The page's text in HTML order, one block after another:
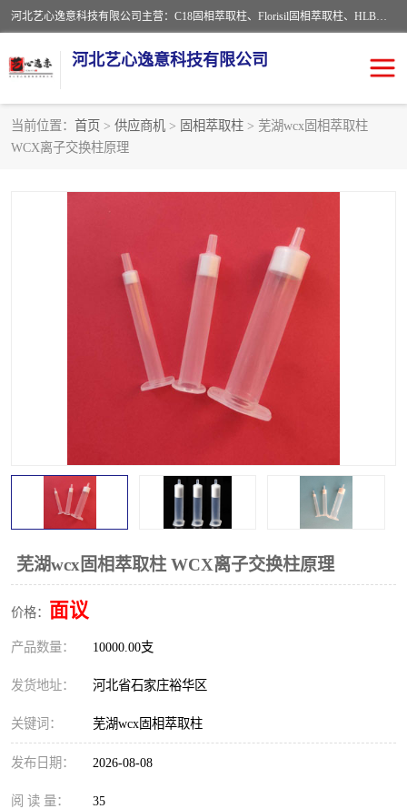
河北艺心逸意科技有限公司主营：C18固相萃取柱、Florisil固相萃取柱、HLB固相萃取柱、MCX固相萃取柱、QuEChERS、固相萃取空柱、针式过滤器 、固相萃取柱、黄曲霉毒素亲和柱。全国咨询热线：18630105913。河北艺心逸意科技有限公司接受来样定做，我们秉承着“顾客至上，锐意进取”的经营理念，坚持客户至上的原则为广大客户提供优质的服务，欢迎广大客户惠顾！免费咨询！
河北艺心逸意科技有限公司
当前位置： 首页 > 供应商机 > 固相萃取柱 > 芜湖wcx固相萃取柱
WCX离子交换柱原理
芜湖wcx固相萃取柱 WCX离子交换柱原理
价格： 面议
产品数量： 10000.00支
发货地址： 河北省石家庄裕华区
关键词： 芜湖wcx固相萃取柱
发布日期： 2026-08-08
阅 读 量： 35
固相萃取柱
SPE填料
过滤器/滤膜
SPE配件
96孔板